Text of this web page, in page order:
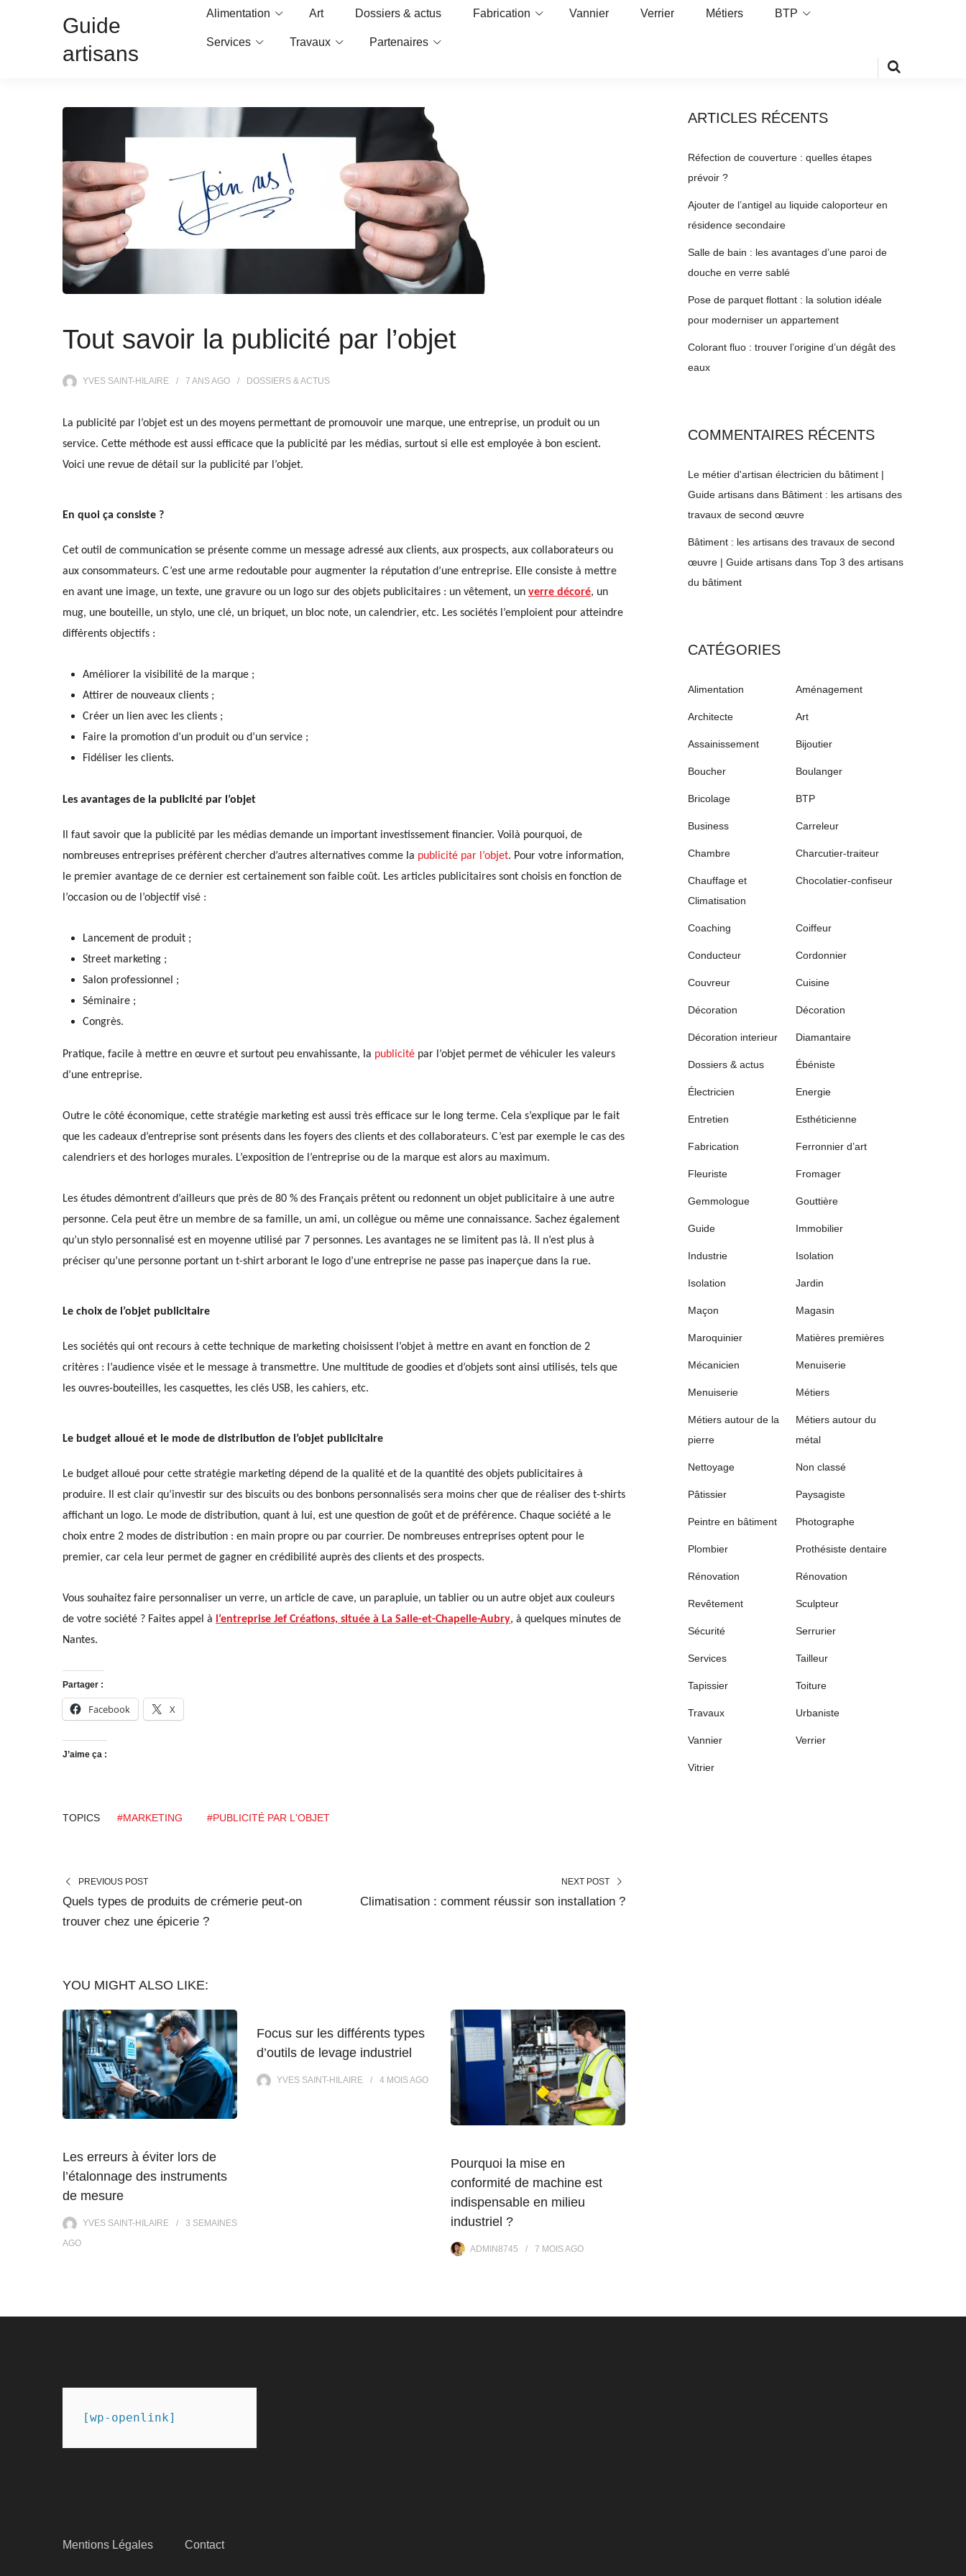
Guide
artisans
Alimentation Art Dossiers & actus Fabrication Vannier Verrier Métiers BTP
Services Travaux Partenaires
Tout savoir la publicité par l’objet
YVES SAINT-HILAIRE 7 ANSAGO DOSSIERS & ACTUS
La publicité par l’objet est un des moyens permettant de promouvoir une marque, une entreprise, un produit ou un
service. Cette méthode est aussi efficace que la publicité par les médias, surtout si elle est employée à bon escient.
Voici une revue de détail sur la publicité par l’objet.
En quoi ça consiste ?
Cet outil de communication se présente comme un message adressé aux clients, aux prospects, aux collaborateurs ou
aux consommateurs. C’est une arme redoutable pour augmenter la réputation d’une entreprise. Elle consiste à mettre
en avant une image, un texte, une gravure ou un logo sur des objets publicitaires : un vêtement, un verre décoré, un
mug, une bouteille, un stylo, une clé, un briquet, un bloc note, un calendrier, etc. Les sociétés l’emploient pour atteindre
différents objectifs :
Améliorer la visibilité de la marque ;
Attirer de nouveaux clients ;
Créer un lien avec les clients ;
Faire la promotion d’un produit ou d’un service ;
Fidéliser les clients.
Les avantages de la publicité par l’objet
Il faut savoir que la publicité par les médias demande un important investissement financier. Voilà pourquoi, de
nombreuses entreprises préfèrent chercher d’autres alternatives comme la publicité par l’objet. Pour votre information,
le premier avantage de ce dernier est certainement son faible coût. Les articles publicitaires sont choisis en fonction de
l’occasion ou de l’objectif visé :
Lancement de produit ;
Street marketing ;
Salon professionnel ;
Séminaire ;
Congrès.
Pratique, facile à mettre en œuvre et surtout peu envahissante, la publicité par l’objet permet de véhiculer les valeurs
d’une entreprise.
Outre le côté économique, cette stratégie marketing est aussi très efficace sur le long terme. Cela s’explique par le fait
que l es cadeaux d’entreprise sont présents dans les foyers des clients et des collaborateurs. C’est par exemple le cas des
calendriers et des horloges murales. L’exposition de l’entreprise ou de la marque est alors au maximum.
Les études démontrent d’ailleurs que près de 80 % des Français prêtent ou redonnent un objet publicitaire à une autre
personne. Cela peut être un membre de sa famille, un ami, un collègue ou même une connaissance. Sachez également
qu’un stylo personnalisé est en moyenne utilisé par 7 personnes. Les avantages ne se limitent pas là. Il n’est plus à
préciser qu’une personne portant un t-shirt arborant le logo d’une entreprise ne passe pas inaperçue dans la rue.
Le choix de l’objet publicitaire
Les sociétés qui ont recours à cette technique de marketing choisissent l’objet à mettre en avant en fonction de 2
critères :
l’audience visée et le message à transmettre. Une multitude de goodies et d’objets sont ainsi utilisés, tels que
les ouvres-bouteilles, les casquettes, les clés USB, les cahiers, etc.
Le budget alloué et le mode de distribution de l’objet publicitaire
Le budget alloué pour cette stratégie marketing dépend de la qualité et de la quantité des objets publicitaires à
produire. Il est clair qu’investir sur des biscuits ou des bonbons personnalisés sera moins cher que de réaliser des t-shirts
affichant un logo. Le mode de distribution, quant à lui, est une question de goût et de préférence. Chaque société a le
choix entre 2 modes de distribution : en main propre ou par courrier. De nombreuses entreprises optent pour le
premier, car cela leur permet de gagner en crédibilité auprès des clients et des prospects.
Vous souhaitez faire personnaliser un verre, un article de cave, un parapluie, un tablier ou un autre objet aux couleurs
de votre société ? Faites appel à
l’entreprise Jef Créations, située à La Salle-et-Chapelle-Aubry, à quelques minutes de
Nantes.
Partager :
Facebook X
J’aime ça :
TOPICS #MARKETING #PUBLICITÉ PAR L'OBJET
PREVIOUS POST
Quels types de produits de crémerie peut-on
trouver chez une épicerie ?
NEXT POST
Climatisation : comment réussir son installation ?
YOU MIGHT ALSO LIKE:
Les erreurs à éviter lors de
l’étalonnage des instruments
de mesure
YVES SAINT-HILAIRE
3 SEMAINES
AGO
Focus sur les différents types
d’outils de levage industriel
YVES SAINT-HILAIRE 4 MOISAGO
Pourquoi la mise en
conformité de machine est
indispensable en milieu
industriel ?
ADMIN8745 7 MOISAGO
ARTICLES RÉCENTS
Réfection de couverture : quelles étapes
prévoir ?
Ajouter de l’antigel au liquide caloporteur en
résidence secondaire
Salle de bain : les avantages d’une paroi de
douche en verre sablé
Pose de parquet flottant : la solution idéale
pour moderniser un appartement
Colorant fluo : trouver l’origine d’un dégât des
eaux
COMMENTAIRES RÉCENTS
Le métier d'artisan électricien du bâtiment |
Guide artisans dans Bâtiment : les artisans des
travaux de second œuvre
Bâtiment : les artisans des travaux de second
œuvre | Guide artisans dans Top 3 des artisans
du bâtiment
CATÉGORIES
Alimentation Aménagement
Architecte Art
Assainissement Bijoutier
Boucher Boulanger
Bricolage BTP
Business Carreleur
Chambre Charcutier-traiteur
Chauffage et
Climatisation
Chocolatier-confiseur
Coaching Coiffeur
Conducteur Cordonnier
Couvreur Cuisine
Décoration Décoration
Décoration interieur Diamantaire
Dossiers & actus Ébéniste
Électricien Energie
Entretien Esthéticienne
Fabrication Ferronnier d’art
Fleuriste Fromager
Gemmologue Gouttière
Guide Immobilier
Industrie Isolation
Isolation Jardin
Maçon Magasin
Maroquinier Matières premières
Mécanicien Menuiserie
Menuiserie Métiers
Métiers autour de la
pierre
Métiers autour du
métal
Nettoyage Non classé
Pâtissier Paysagiste
Peintre en bâtiment Photographe
Plombier Prothésiste dentaire
Rénovation Rénovation
Revêtement Sculpteur
Sécurité Serrurier
Services Tailleur
Tapissier Toiture
Travaux Urbaniste
Vannier Verrier
Vitrier
[wp-openlink]
Mentions Légales Contact